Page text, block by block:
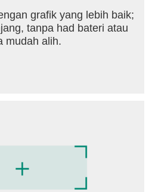
grafik yang lebih baik;
tanpa had bateri atau
mudah alih.